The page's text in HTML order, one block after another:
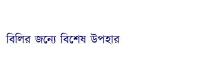
বিলির জন্যে বিশেষ উপহার